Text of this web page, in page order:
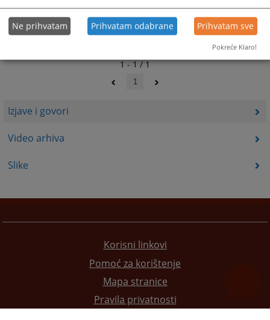
Izjave i govori
Video arhiva
Slike
1 - 1 / 1
1
Korisni linkovi
Pomoć za korištenje
Mapa stranice
Pravila privatnosti
Ne prihvatam Prihvatam odabrane Prihvatam sve
Pokreće Klaro!